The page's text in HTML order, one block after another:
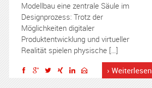
Modellbau eine zentrale Säule im
Designprozess: Trotz der
Möglichkeiten digitaler
Produktentwicklung und virtueller
Realität spielen physische […]
› Weiterlesen